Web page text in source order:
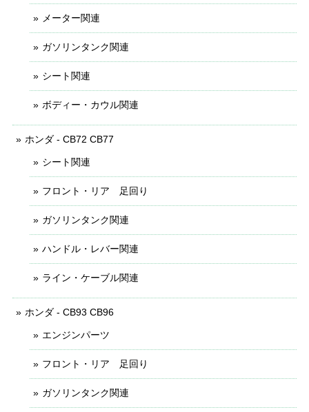
メーター関連
ガソリンタンク関連
シート関連
ボディー・カウル関連
ホンダ - CB72 CB77
シート関連
フロント・リア 足回り
ガソリンタンク関連
ハンドル・レバー関連
ライン・ケーブル関連
ホンダ - CB93 CB96
エンジンパーツ
フロント・リア 足回り
ガソリンタンク関連